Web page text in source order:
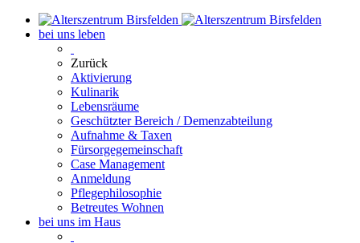
bei uns leben
Zurück
Aktivierung
Kulinarik
Lebensräume
Geschützter Bereich / Demenzabteilung
Aufnahme & Taxen
Fürsorgegemeinschaft
Case Management
Anmeldung
Pflegephilosophie
Betreutes Wohnen
bei uns im Haus